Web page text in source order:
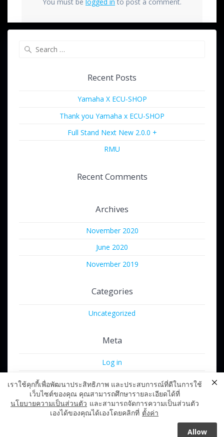
You must be logged in to post a comment.
Recent Posts
Yamaha X ECU-SHOP
Thank you Yamaha x ECU-SHOP
Full Stand Next New 2.0.0 +
RMU
Recent Comments
Archives
November 2020
June 2020
November 2019
Categories
Uncategorized
Meta
Log in
Comments feed
WordPress.org
เราใช้คุกกี้เพื่อพัฒนาประสิทธิภาพ และประสบการณ์ที่ดีในการใช้
เว็บไซต์ของคุณ คุณสามารถศึกษารายละเอียดได้ที่
นโยบายความเป็นส่วนตัว และสามารถจัดการความเป็นส่วนตัว
เองได้ของคุณได้เองโดยคลิกที่ ตั้งค่า
Allow